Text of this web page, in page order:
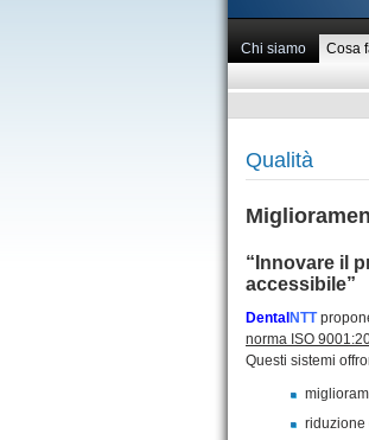
Chi siamo Cosa
Qualità
“Innovare il
accessibile”
Dental NTT
norma ISO
Questi sistemi
riduzione